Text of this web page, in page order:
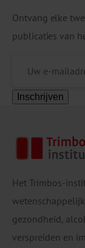
Ontvang elke
publicaties van
Inschrijven
Het Trimbos-
gezondheid,
verspreiden en